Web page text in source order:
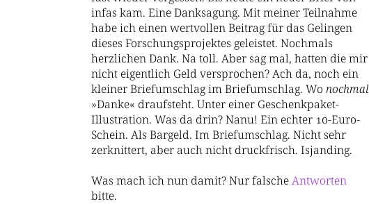
infas kam. Eine Danksagung. Mit meiner Teilnahme
habe ich einen wertvollen Beitrag für das Gelingen
dieses Forschungsprojektes geleistet. Nochmals
herzlichen Dank. Na toll. Aber sag mal, hatten die mir
nicht eigentlich Geld versprochen? Ach da, noch ein
kleiner Briefumschlag im Briefumschlag. Wo nochmal
»Danke« draufsteht. Unter einer Geschenkpaket-
Illustration. Was da drin? Nanu! Ein echter 10-Euro-
Schein. Als Bargeld. Im Briefumschlag. Nicht sehr
zerknittert, aber auch nicht druckfrisch. Isjanding.
Was mach ich nun damit? Nur falscheAntworten
bitte.